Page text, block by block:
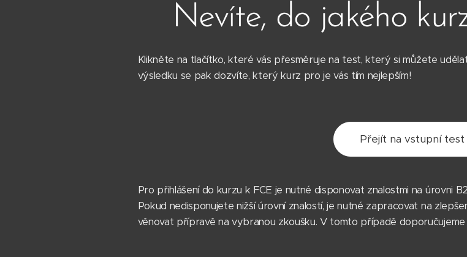
Nevíte, do jakého
Klikněte na tlačítko, které vás přesměruje na test, který si můžete
výsledku se pak dozvíte, který kurz pro je vás tím nejlepším!
Přejít na vstupní test
Pro přihlášení do kurzu k FCE je nutné disponovat znalostmi na úrovni
Pokud nedisponujete nižší úrovní znalostí, je nutné zapracovat na
věnovat přípravě na vybranou zkoušku. V tomto případě